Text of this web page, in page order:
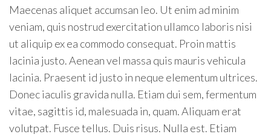
Maecenas aliquet accumsan leo. Ut enim ad minim
veniam, quis nostrud exercitation ullamco laboris nisi
ut aliquip ex ea commodo consequat. Proin mattis
lacinia justo. Aenean vel massa quis mauris vehicula
lacinia. Praesent id justo in neque elementum ultrices.
Donec iaculis gravida nulla. Etiam dui sem, fermentum
vitae, sagittis id, malesuada in, quam. Aliquam erat
volutpat. Fusce tellus. Duis risus. Nulla est. Etiam